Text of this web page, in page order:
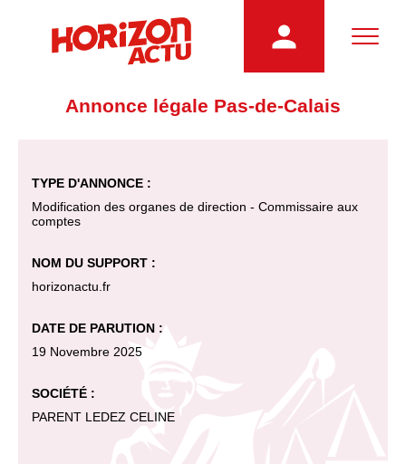
Annonce légale Pas-de-Calais
TYPE D'ANNONCE :
Modification des organes de direction - Commissaire aux
comptes
NOM DU SUPPORT :
horizonactu.fr
DATE DE PARUTION :
19 Novembre 2025
SOCIÉTÉ :
PARENT LEDEZ CELINE